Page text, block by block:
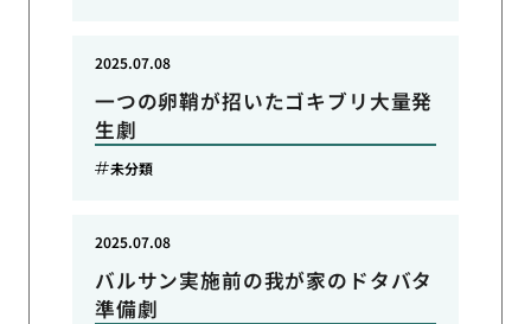
一つの卵鞘が招いたゴキブリ大量発
生劇
2025.07.08
未分類
バルサン実施前の我が家のドタバタ
準備劇
2025.07.08